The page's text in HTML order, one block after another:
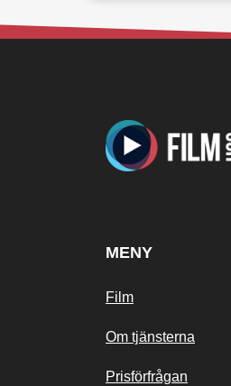
MENY
Film
Om tjänsterna
Prisförfrågan